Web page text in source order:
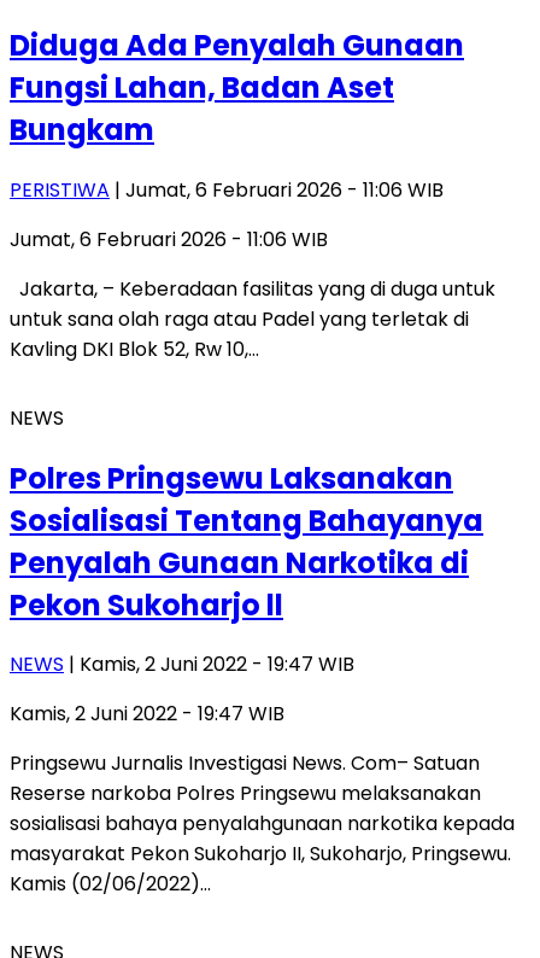
Diduga Ada Penyalah Gunaan
Fungsi Lahan, Badan Aset
Bungkam
PERISTIWA | Jumat, 6 Februari 2026 - 11:06 WIB
Jumat, 6 Februari 2026 - 11:06 WIB
Jakarta, – Keberadaan fasilitas yang di duga untuk
untuk sana olah raga atau Padel yang terletak di
Kavling DKI Blok 52, Rw 10,…
NEWS
Polres Pringsewu Laksanakan
Sosialisasi Tentang Bahayanya
Penyalah Gunaan Narkotika di
Pekon Sukoharjo ll
NEWS | Kamis, 2 Juni 2022 - 19:47 WIB
Kamis, 2 Juni 2022 - 19:47 WIB
Pringsewu Jurnalis Investigasi News. Com– Satuan
Reserse narkoba Polres Pringsewu melaksanakan
sosialisasi bahaya penyalahgunaan narkotika kepada
masyarakat Pekon Sukoharjo II, Sukoharjo, Pringsewu.
Kamis (02/06/2022)…